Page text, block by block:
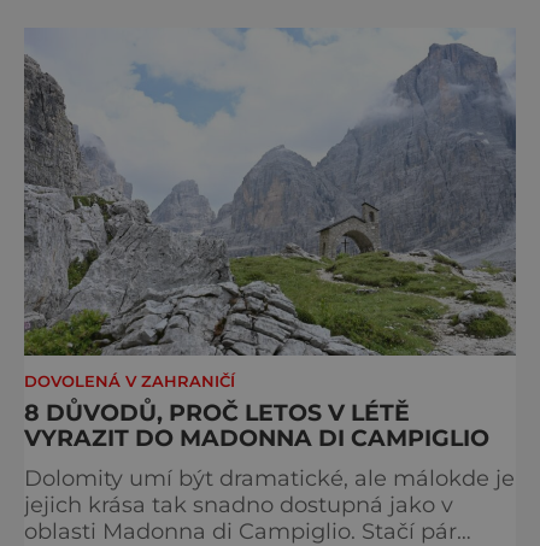
DOVOLENÁ V ZAHRANIČÍ
8 DŮVODŮ, PROČ LETOS V LÉTĚ
VYRAZIT DO MADONNA DI CAMPIGLIO
Dolomity umí být dramatické, ale málokde je
jejich krása tak snadno dostupná jako v
oblasti Madonna di Campiglio. Stačí pár